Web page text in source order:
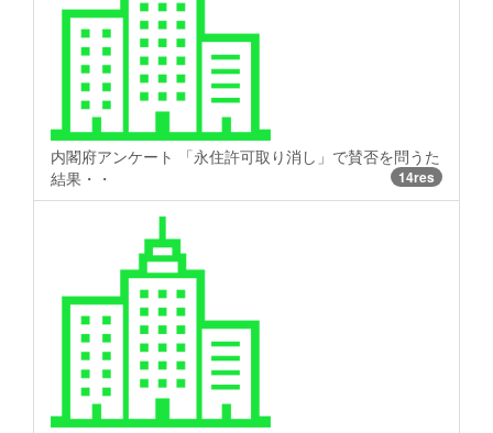
内閣府アンケート 「永住許可取り消し」で賛否を問うた
結果・・
14res